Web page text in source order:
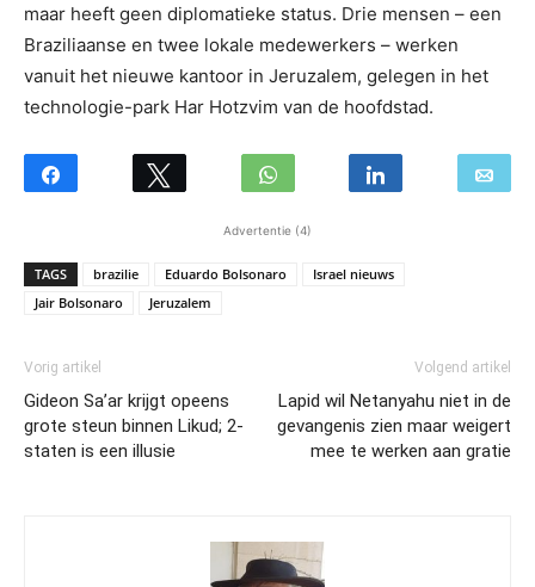
maar heeft geen diplomatieke status. Drie mensen – een
Braziliaanse en twee lokale medewerkers – werken
vanuit het nieuwe kantoor in Jeruzalem, gelegen in het
technologie-park Har Hotzvim van de hoofdstad.
Advertentie (4)
TAGS brazilie Eduardo Bolsonaro
Israel nieuws
Jair Bolsonaro
Jeruzalem
Vorig artikel
Gideon Sa’ar krijgt opeens
grote steun binnen Likud; 2-
staten is een illusie
Volgend artikel
Lapid wil Netanyahu niet in de
gevangenis zien maar weigert
mee te werken aan gratie